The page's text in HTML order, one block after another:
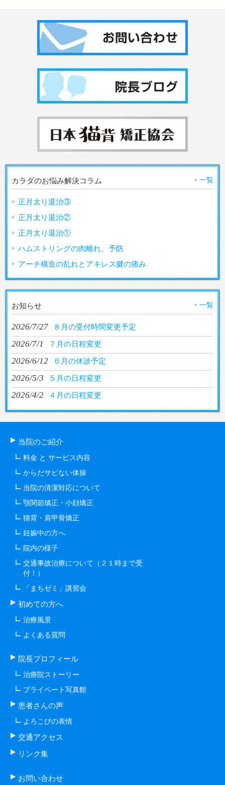
カラダのお悩み解決コラム 一覧
正月太り退治③
正月太り退治②
正月太り退治①
ハムストリングの肉離れ、予防
アーチ構造の乱れとアキレス腱の痛み
お知らせ 一覧
2026/7/27 ８月の受付時間変更予定
2026/7/1 ７月の日程変更
2026/6/12 ６月の休診予定
2026/5/3 ５月の日程変更
2026/4/2 ４月の日程変更
当院のご紹介
料金 と サービス内容
からだサビない体操
当院の清潔対応について
顎関節矯正・小顔矯正
猫背・肩甲骨矯正
妊娠中の方へ
院内の様子
交通事故治療について（２１時まで受
付！）
「まちゼミ」講習会
初めての方へ
治療風景
よくある質問
院長プロフィール
治療院ストーリー
プライベート写真館
患者さんの声
よろこびの表情
交通アクセス
リンク集
お問い合わせ